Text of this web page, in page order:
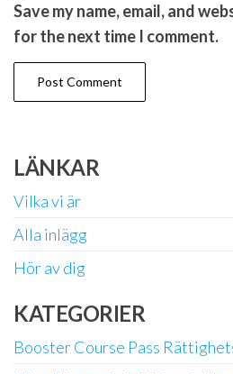
Save my name, email, and
for the next time I comment.
LÄNKAR
Vilka vi är
Alla inlägg
Hör av dig
KATEGORIER
Booster Course Pass